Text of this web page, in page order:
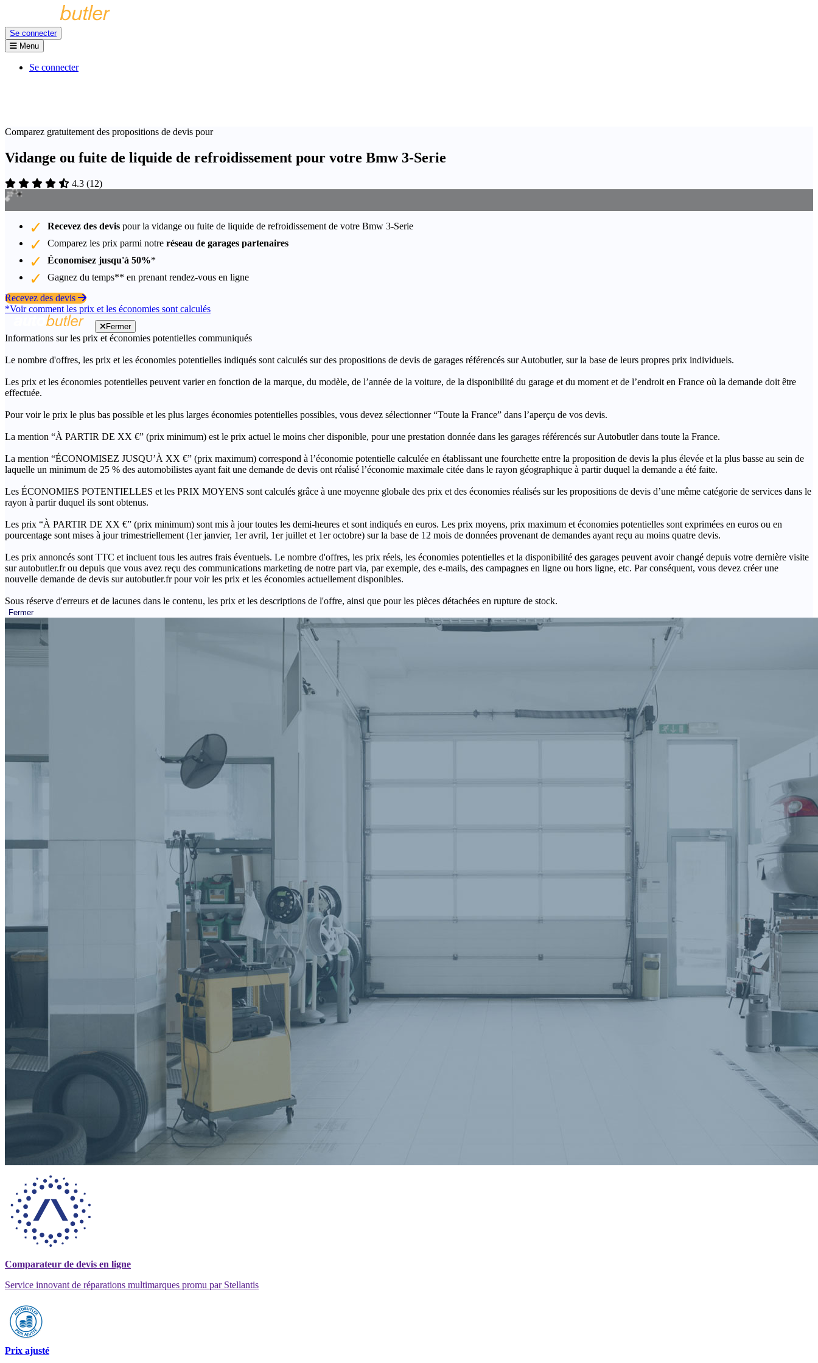
Se connecter
Menu
Se connecter
Comparez gratuitement des propositions de devis pour
Vidange ou fuite de liquide de refroidissement pour votre Bmw 3-Serie
4.3 (12)
Recevez des devis pour la vidange ou fuite de liquide de refroidissement de votre Bmw 3-Serie
Comparez les prix parmi notre réseau de garages partenaires
Économisez jusqu'à 50%*
Gagnez du temps** en prenant rendez-vous en ligne
Recevez des devis
*Voir comment les prix et les économies sont calculés
Fermer
Informations sur les prix et économies potentielles communiqués
Le nombre d'offres, les prix et les économies potentielles indiqués sont calculés sur des propositions de devis de garages référencés sur Autobutler, sur la base de leurs propres prix individuels.
Les prix et les économies potentielles peuvent varier en fonction de la marque, du modèle, de l’année de la voiture, de la disponibilité du garage et du moment et de l’endroit en France où la demande doit être
effectuée.
Pour voir le prix le plus bas possible et les plus larges économies potentielles possibles, vous devez sélectionner “Toute la France” dans l’aperçu de vos devis.
La mention “À PARTIR DE XX €” (prix minimum) est le prix actuel le moins cher disponible, pour une prestation donnée dans les garages référencés sur Autobutler dans toute la France.
La mention “ÉCONOMISEZ JUSQU’À XX €” (prix maximum) correspond à l’économie potentielle calculée en établissant une fourchette entre la proposition de devis la plus élevée et la plus basse au sein de
laquelle un minimum de 25 % des automobilistes ayant fait une demande de devis ont réalisé l’économie maximale citée dans le rayon géographique à partir duquel la demande a été faite.
Les ÉCONOMIES POTENTIELLES et les PRIX MOYENS sont calculés grâce à une moyenne globale des prix et des économies réalisés sur les propositions de devis d’une même catégorie de services dans le
rayon à partir duquel ils sont obtenus.
Les prix “À PARTIR DE XX €” (prix minimum) sont mis à jour toutes les demi-heures et sont indiqués en euros. Les prix moyens, prix maximum et économies potentielles sont exprimées en euros ou en
pourcentage sont mises à jour trimestriellement (1er janvier, 1er avril, 1er juillet et 1er octobre) sur la base de 12 mois de données provenant de demandes ayant reçu au moins quatre devis.
Les prix annoncés sont TTC et incluent tous les autres frais éventuels. Le nombre d'offres, les prix réels, les économies potentielles et la disponibilité des garages peuvent avoir changé depuis votre dernière visite
sur autobutler.fr ou depuis que vous avez reçu des communications marketing de notre part via, par exemple, des e-mails, des campagnes en ligne ou hors ligne, etc. Par conséquent, vous devez créer une
nouvelle demande de devis sur autobutler.fr pour voir les prix et les économies actuellement disponibles.
Sous réserve d'erreurs et de lacunes dans le contenu, les prix et les descriptions de l'offre, ainsi que pour les pièces détachées en rupture de stock.
Fermer
Comparateur de devis en ligne
Service innovant de réparations multimarques promu par Stellantis
Prix ajusté